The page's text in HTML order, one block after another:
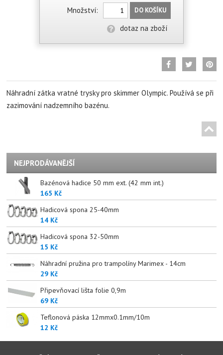
Množství:
DO KOŠÍKU
dotaz na zboží
Náhradní zátka vratné trysky pro skimmer Olympic. Používá se při
zazimování nadzemního bazénu.
NEJPRODÁVANĚJŠÍ
Bazénová hadice 50 mm ext. (42 mm int.)
165 Kč
Hadicová spona 25-40mm
14 Kč
Hadicová spona 32-50mm
15 Kč
Náhradní pružina pro trampolíny Marimex - 14cm
29 Kč
Připevňovací lišta folie 0,9m
69 Kč
Teflonová páska 12mmx0.1mm/10m
12 Kč